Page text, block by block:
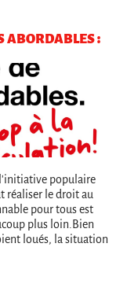
ABORDABLES :
l'initiative populaire
réaliser le droit au
pour tous est
plus loin.Bien
loués, la situation